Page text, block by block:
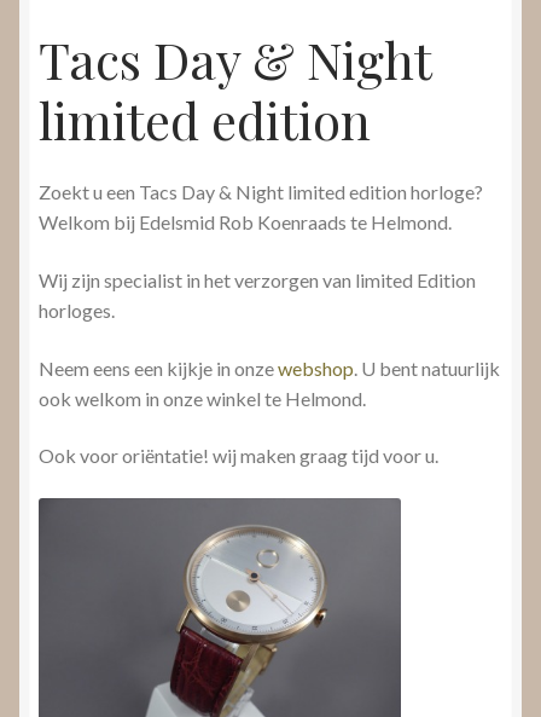
Tacs Day & Night
limited edition
Zoekt u een Tacs Day & Night limited edition horloge?
Welkom bij Edelsmid Rob Koenraads te Helmond.
Wij zijn specialist in het verzorgen van limited Edition
horloges.
Neem eens een kijkje in onzewebshop . U bent natuurlijk
ook welkom in onze winkel te Helmond.
Ook voor oriëntatie! wij maken graag tijd voor u.